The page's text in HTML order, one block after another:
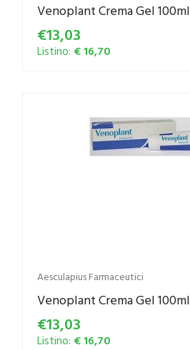
Venoplant Crema Gel 100ml
€13,03
Listino: € 16,70
Aesculapius Farmaceutici
Venoplant Crema Gel 100ml
€13,03
Listino: € 16,70